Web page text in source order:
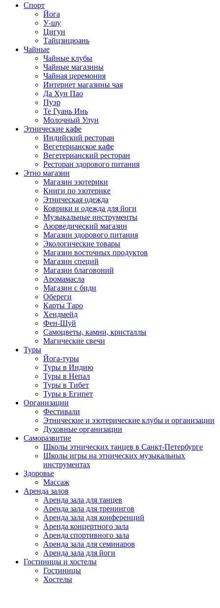
Спорт
Йога
У-шу
Цигун
Тайцзицюань
Чайные
Чайные клубы
Чайные магазины
Чайная церемония
Интернет магазины чая
Да Хун Пао
Пуэр
Те Гуань Инь
Молочный Улун
Этнические кафе
Индийский ресторан
Вегетерианское кафе
Вегетерианский ресторан
Ресторан здорового питания
Этно магазин
Магазин эзотерики
Книги по эзотерике
Этническая одежда
Коврики и одежда для йоги
Музыкальные инструменты
Аюрведический магазин
Магазин здорового питания
Экологические товары
Магазин восточных продуктов
Магазин специй
Магазин благовоний
Аромамасла
Магазин с биди
Обереги
Карты Таро
Хендмейд
Фен-Шуй
Самоцветы, камни, кристаллы
Магические свечи
Туры
Йога-туры
Туры в Индию
Туры в Непал
Туры в Тибет
Туры в Египет
Организации
Фестивали
Этнические и эзотерические клубы и организации
Духовные организации
Саморазвитие
Школы этнических танцев в Санкт-Петербурге
Школы игры на этнических музыкальных
инструментах
Здоровье
Массаж
Аренда залов
Аренда зала для танцев
Аренда зала для тренингов
Аренда зала для конференций
Аренда концертного зала
Аренда спортивного зала
Аренда зала для семинаров
Аренда зала для йоги
Гостиницы и хостелы
Гостиницы
Хостелы